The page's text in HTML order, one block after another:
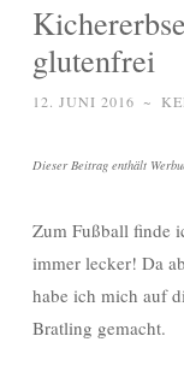
glutenfrei
12. JUNI 2016 ~
Dieser Beitrag enthält
Zum Fußball finde
immer lecker! Da
habe ich mich auf
Bratling gemacht.